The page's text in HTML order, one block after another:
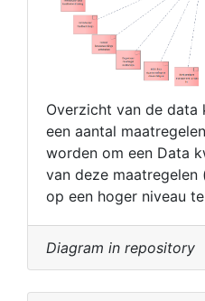
Overzicht van de data
een aantal
worden om een Data
van deze maatregelen
op een hoger niveau
Diagram in repository